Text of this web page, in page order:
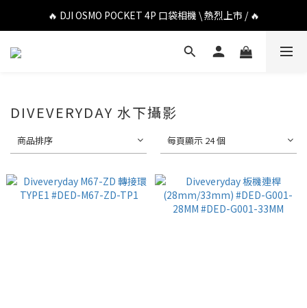
🔥 DJI OSMO POCKET 4P 口袋相機 \ 熱烈上市 / 🔥
🔥 DJI OSMO POCKET 4P 口袋相機 \ 熱烈上市 / 🔥
🔥 Insta360 Luna Ultra 雲台相機 \ 熱烈上市 / 🔥
🔥 DJI OSMO POCKET 4P 口袋相機 \ 熱烈上市 / 🔥
DIVEVERYDAY 水下攝影
商品排序 每頁顯示 24 個